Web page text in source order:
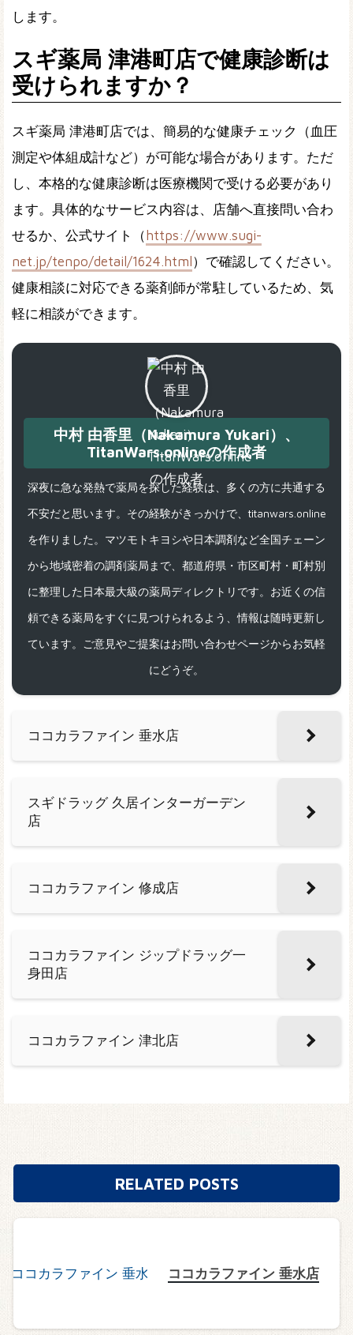
します。
スギ薬局 津港町店で健康診断は
受けられますか？
スギ薬局 津港町店では、簡易的な健康チェック（血圧
測定や体組成計など）が可能な場合があります。ただ
し、本格的な健康診断は医療機関で受ける必要があり
ます。具体的なサービス内容は、店舗へ直接問い合わ
せるか、公式サイト（ https://www.sugi-
net.jp/tenpo/detail/1624.html ）で確認してください。
健康相談に対応できる薬剤師が常駐しているため、気
軽に相談ができます。
中村 由香里（Nakamura Yukari）、
TitanWars.onlineの作成者
深夜に急な発熱で薬局を探した経験は、多くの方に共通する
不安だと思います。その経験がきっかけで、titanwars.online
を作りました。マツモトキヨシや日本調剤など全国チェーン
から地域密着の調剤薬局まで、都道府県・市区町村・町村別
に整理した日本最大級の薬局ディレクトリです。お近くの信
頼できる薬局をすぐに見つけられるよう、情報は随時更新し
ています。ご意見やご提案はお問い合わせページからお気軽
にどうぞ。
ココカラファイン 垂水店
スギドラッグ 久居インターガーデン
店
ココカラファイン 修成店
ココカラファイン ジップドラッグ一
身田店
ココカラファイン 津北店
RELATED POSTS
ココカラファイン 垂水店